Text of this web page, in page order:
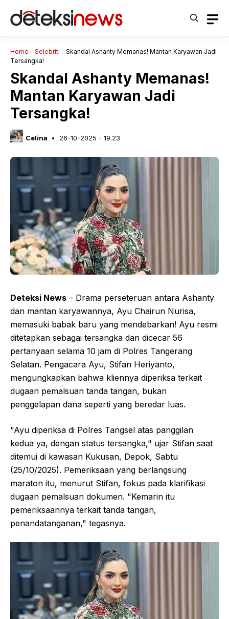
Home - Selebriti - Skandal Ashanty Memanas! Mantan Karyawan Jadi
Tersangka!
Skandal Ashanty Memanas!
Mantan Karyawan Jadi
Tersangka!
Celina 26-10-2025 - 19.23
Deteksi News – Drama perseteruan antara Ashanty
dan mantan karyawannya, Ayu Chairun Nurisa,
memasuki babak baru yang mendebarkan! Ayu resmi
ditetapkan sebagai tersangka dan dicecar 56
pertanyaan selama 10 jam di Polres Tangerang
Selatan. Pengacara Ayu, Stifan Heriyanto,
mengungkapkan bahwa kliennya diperiksa terkait
dugaan pemalsuan tanda tangan, bukan
penggelapan dana seperti yang beredar luas.
"Ayu diperiksa di Polres Tangsel atas panggilan
kedua ya, dengan status tersangka," ujar Stifan saat
ditemui di kawasan Kukusan, Depok, Sabtu
(25/10/2025). Pemeriksaan yang berlangsung
maraton itu, menurut Stifan, fokus pada klarifikasi
dugaan pemalsuan dokumen. "Kemarin itu
pemeriksaannya terkait tanda tangan,
penandatanganan," tegasnya.